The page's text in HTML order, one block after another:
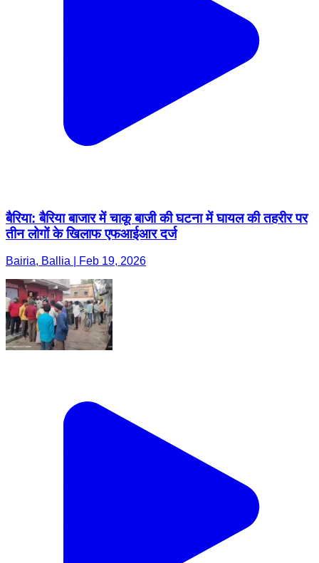
बैरिया: बैरिया बाजार में चाकू बाजी की घटना में घायल की तहरीर पर
तीन लोगों के खिलाफ एफआईआर दर्ज
Bairia, Ballia | Feb 19, 2026